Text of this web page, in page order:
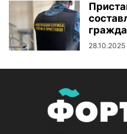
28.10.2025